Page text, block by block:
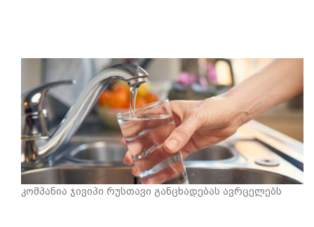
კომპანია ჯივიპი რუსთავი განცხადებას ავრცელებს